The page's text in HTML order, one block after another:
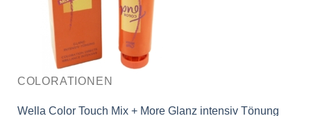
COLORATIONEN
Wella Color Touch Mix + More Glanz intensiv Tönung